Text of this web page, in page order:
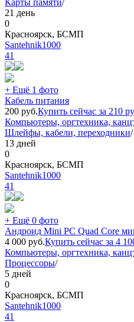
Карты памяти/
21 день
0
Красноярск, БСМП
Santehnik1000
41
+ Ещё 1 фото
Кабель питания
200 руб.Купить сейчас за 210
Компьютеры, оргтехника,
Шлейфы, кабели, переходники/
13 дней
0
Красноярск, БСМП
Santehnik1000
41
+ Ещё 0 фото
Андроид Mini PC Quad Core
4 000 руб.Купить сейчас за 4
Компьютеры, оргтехника,
Процессоры/
5 дней
0
Красноярск, БСМП
Santehnik1000
41